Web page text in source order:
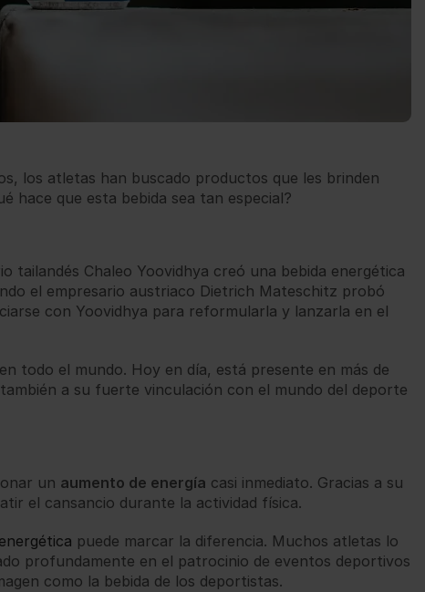
los atletas han buscado productos que les brinden
hace que esta bebida sea tan especial?
tailandés Chaleo Yoovidhya creó una bebida energética
el empresario austriaco Dietrich Mateschitz probó
con Yoovidhya para reformularla y lanzarla en el
todo el mundo. Hoy en día, está presente en más de
a su fuerte vinculación con el mundo del deporte
un aumento de energía casi inmediato. Gracias a su
el cansancio durante la actividad física.
puede marcar la diferencia. Muchos atletas lo
profundamente en el patrocinio de eventos deportivos
como la bebida de los deportistas.